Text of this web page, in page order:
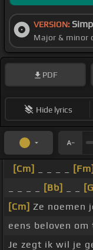
VERSION:
Major & minor
PDF
Hide lyrics
[Cm] [Fm]
[Bb]
[Cm] Ze noemen
eens beloven om
Je zegt ik wil je